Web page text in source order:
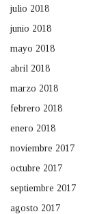
julio 2018
junio 2018
mayo 2018
abril 2018
marzo 2018
febrero 2018
enero 2018
noviembre 2017
octubre 2017
septiembre 2017
agosto 2017